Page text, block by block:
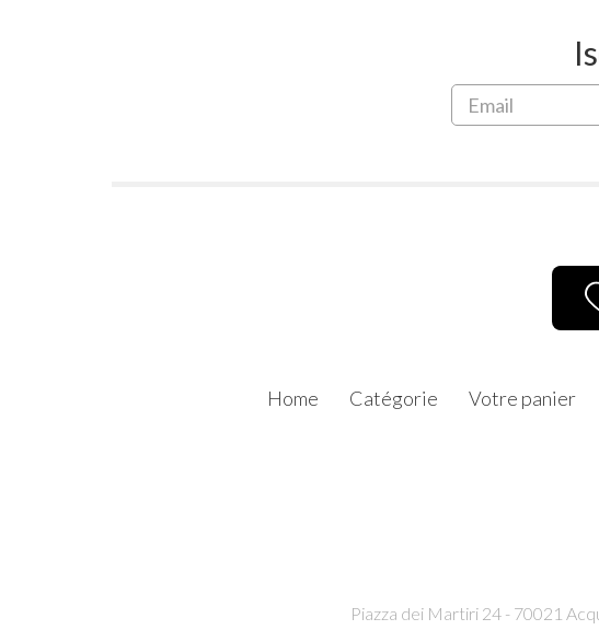
Home Catégorie Votre panier
Piazza dei Martiri 24 - 70021